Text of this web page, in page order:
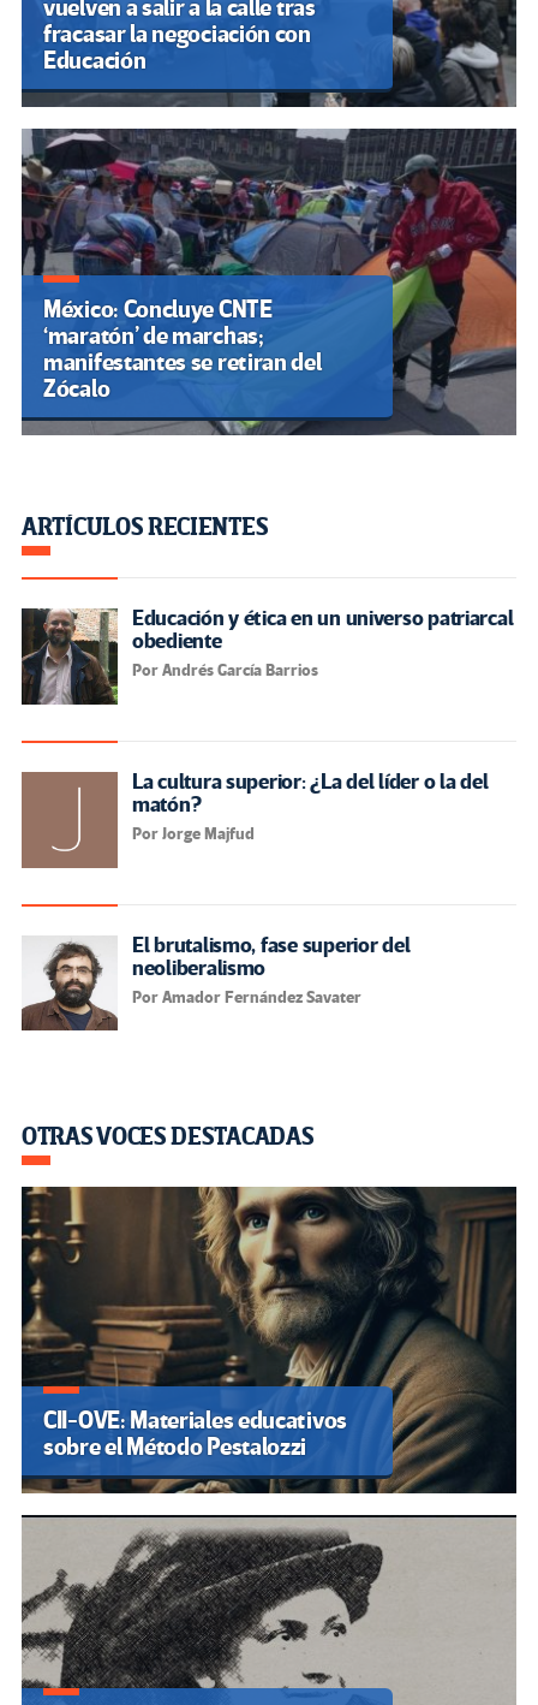
vuelven a salir a la calle tras
fracasar la negociación con
Educación
México: Concluye CNTE
‘maratón’ de marchas;
manifestantes se retiran del
Zócalo
ARTÍCULOS RECIENTES
Educación y ética en un universo patriarcal
obediente
Por Andrés García Barrios
La cultura superior: ¿La del líder o la del
matón?
Por Jorge Majfud
El brutalismo, fase superior del
neoliberalismo
Por Amador Fernández Savater
OTRAS VOCES DESTACADAS
CII-OVE: Materiales educativos
sobre el Método Pestalozzi